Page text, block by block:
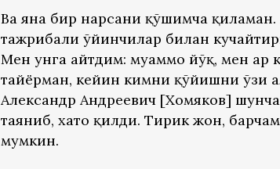
Ва яна бир нарсани қўшимча
тажрибали ўйинчилар билан
Мен унга айтдим: муаммо йўқ, мен
тайёрман, кейин кимни қўйишни ўзи
Александр Андреевич [Хомяков]
таяниб, хато қилди. Тирик жон,
мумкин.